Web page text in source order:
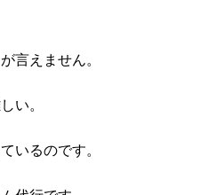
言えません。
い。
いるのです。